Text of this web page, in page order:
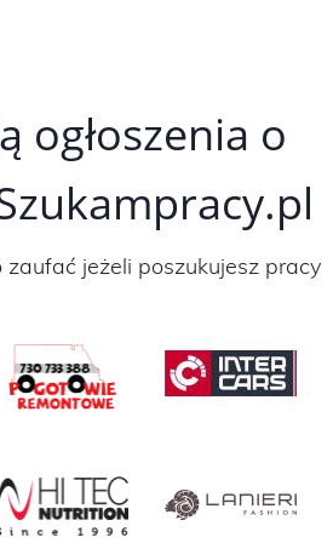
ogłoszenia o
jeżeli poszukujesz pracy